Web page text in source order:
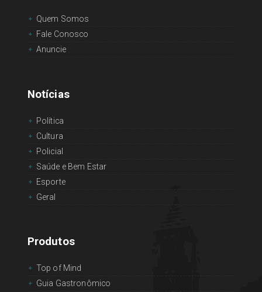
Quem Somos
Fale Conosco
Anuncie
Notícias
Política
Cultura
Policial
Saúde e Bem Estar
Esporte
Geral
Produtos
Top of Mind
Guia Gastronômico